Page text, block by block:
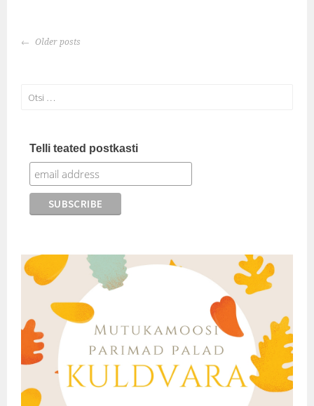
POSTS
Older posts
Otsi:
Telli teated postkasti